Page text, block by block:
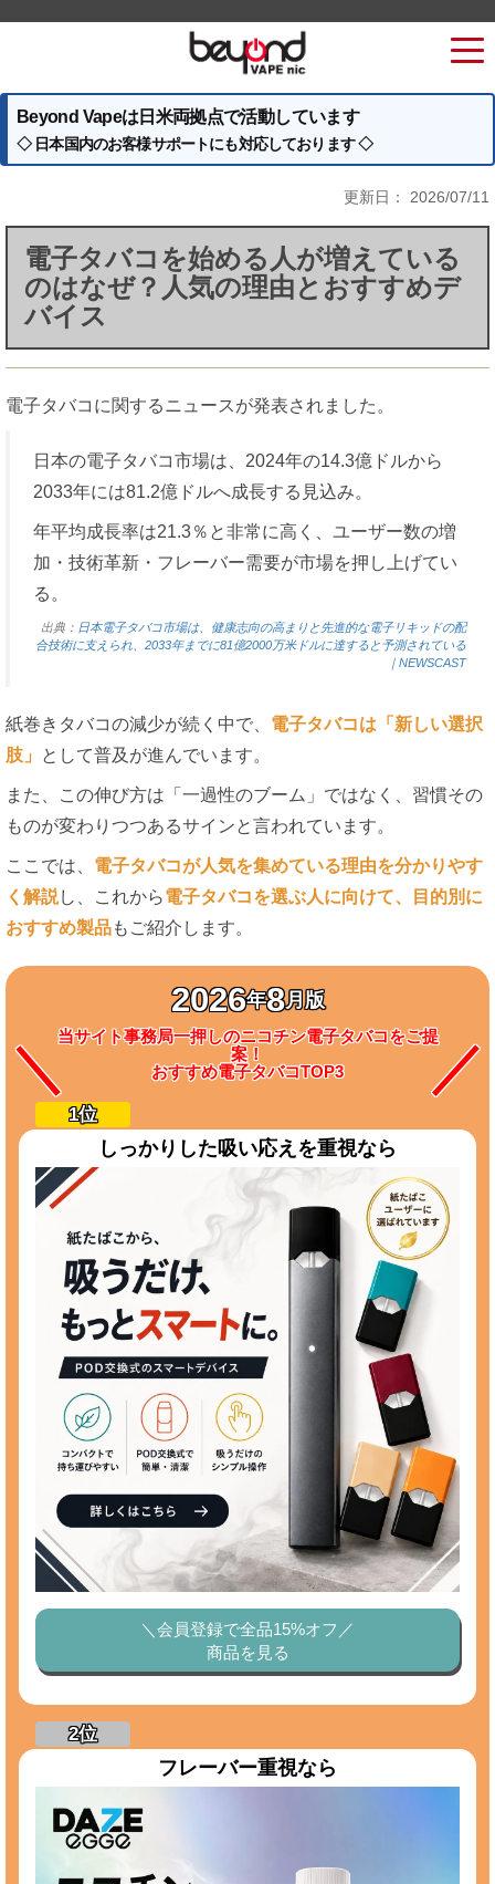
Beyond Vapeは日米両拠点で活動しています
◇ 日本国内のお客様サポートにも対応しております ◇
更新日： 2026/07/11
電子タバコを始める人が増えている
のはなぜ？人気の理由とおすすめデ
バイス
電子タバコに関するニュースが発表されました。
日本の電子タバコ市場は、2024年の14.3億ドルから
2033年には81.2億ドルへ成長する見込み。
年平均成長率は21.3％と非常に高く、ユーザー数の増
加・技術革新・フレーバー需要が市場を押し上げてい
る。
出典： 日本電子タバコ市場は、健康志向の高まりと先進的な電子リキッドの配
合技術に支えられ、2033年までに81億2000万米ドルに達すると予測されている
｜NEWSCAST
紙巻きタバコの減少が続く中で、 電子タバコは「新しい選択
肢」
として普及が進んでいます。
また、この伸び方は「一過性のブーム」ではなく、習慣その
ものが変わりつつあるサインと言われています。
ここでは、 電子タバコが人気を集めている理由を分かりやす
く解説し、これから電子タバコを選ぶ人に向けて、目的別に
おすすめ製品もご紹介します。
2026年8月版
当サイト事務局一押しのニコチン電子タバコをご提
案！
おすすめ電子タバコTOP3
しっかりした吸い応えを重視なら
＼会員登録で全品15%オフ／
商品を見る
フレーバー重視なら